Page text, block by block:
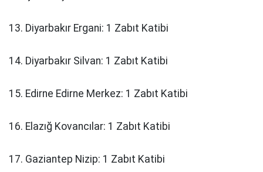
13. Diyarbakır Ergani: 1 Zabıt Katibi
14. Diyarbakır Silvan: 1 Zabıt Katibi
15. Edirne Edirne Merkez: 1 Zabıt Katibi
16. Elazığ Kovancılar: 1 Zabıt Katibi
17. Gaziantep Nizip: 1 Zabıt Katibi